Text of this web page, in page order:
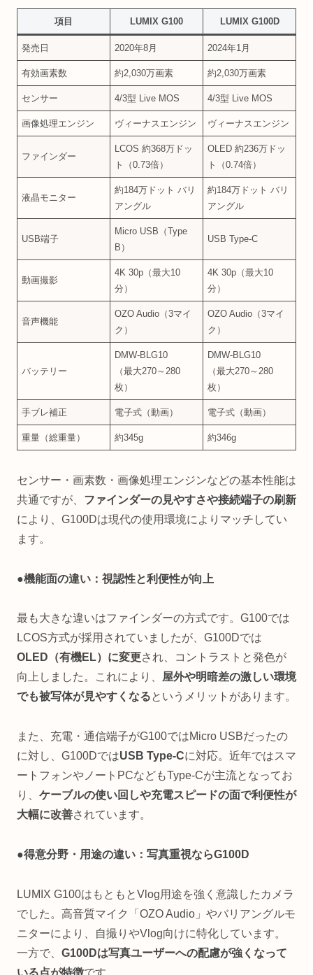
項目 LUMIX G100 LUMIX G100D
発売日 2020年8月 2024年1月
有効画素数 約2,030万画素 約2,030万画素
センサー 4/3型 Live MOS 4/3型 Live MOS
画像処理エンジン ヴィーナスエンジン ヴィーナスエンジン
ファインダー
LCOS 約368万ドッ
ト（0.73倍）
OLED 約236万ドッ
ト（0.74倍）
液晶モニター
約184万ドット バリ
アングル
約184万ドット バリ
アングル
USB端子
Micro USB（Type
B）
USB Type-C
動画撮影
4K 30p（最大10
分）
4K 30p（最大10
分）
音声機能
OZO Audio（3マイ
ク）
OZO Audio（3マイ
ク）
バッテリー
DMW-BLG10
（最大270～280
枚）
DMW-BLG10
（最大270～280
枚）
手ブレ補正 電子式（動画） 電子式（動画）
重量（総重量） 約345g 約346g
センサー・画素数・画像処理エンジンなどの基本性能は
共通ですが、 ファインダーの見やすさや接続端子の刷新
により、G100Dは現代の使用環境によりマッチしてい
ます。
●機能面の違い：視認性と利便性が向上
最も大きな違いはファインダーの方式です。G100では
LCOS方式が採用されていましたが、G100Dでは
OLED（有機EL）に変更され、コントラストと発色が
向上しました。これにより、 屋外や明暗差の激しい環境
でも被写体が見やすくなるというメリットがあります。
また、充電・通信端子がG100ではMicro USBだったの
に対し、G100DではUSB Type-Cに対応。近年ではスマ
ートフォンやノートPCなどもType-Cが主流となってお
り、 ケーブルの使い回しや充電スピードの面で利便性が
大幅に改善されています。
●得意分野・用途の違い：写真重視ならG100D
LUMIX G100はもともとVlog用途を強く意識したカメラ
でした。高音質マイク「OZO Audio」やバリアングルモ
ニターにより、自撮りやVlog向けに特化しています。
一方で、 G100Dは写真ユーザーへの配慮が強くなって
いる点が特徴です。